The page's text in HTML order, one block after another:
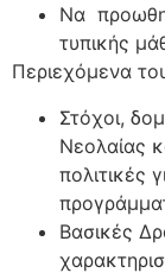
Να
τυπικής
Περιεχόμενα
Στόχοι,
Νεολαίας
πολιτικές
Βασικές